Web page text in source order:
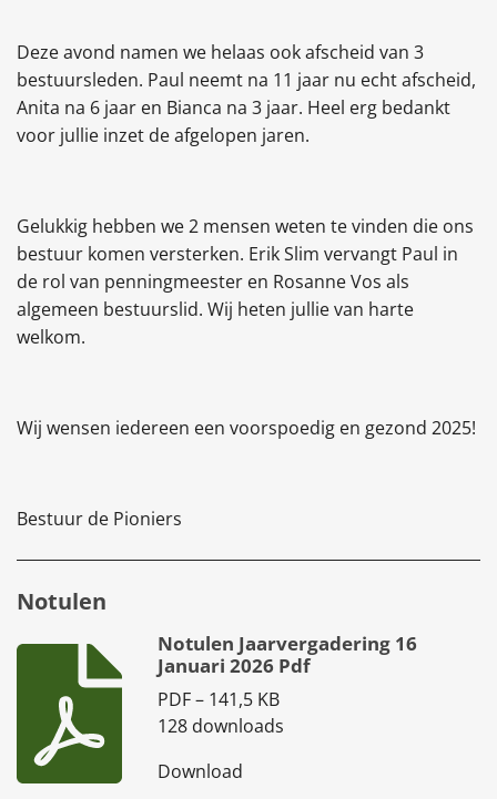
Deze avond namen we helaas ook afscheid van 3
bestuursleden. Paul neemt na 11 jaar nu echt afscheid,
Anita na 6 jaar en Bianca na 3 jaar. Heel erg bedankt
voor jullie inzet de afgelopen jaren.
Gelukkig hebben we 2 mensen weten te vinden die ons
bestuur komen versterken. Erik Slim vervangt Paul in
de rol van penningmeester en Rosanne Vos als
algemeen bestuurslid. Wij heten jullie van harte
welkom.
Wij wensen iedereen een voorspoedig en gezond 2025!
Bestuur de Pioniers
Notulen
Notulen Jaarvergadering 16
Januari 2026 Pdf
PDF – 141,5 KB
128 downloads
Download